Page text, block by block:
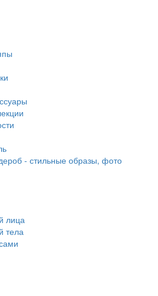
- стильные образы, фото
лица
тела